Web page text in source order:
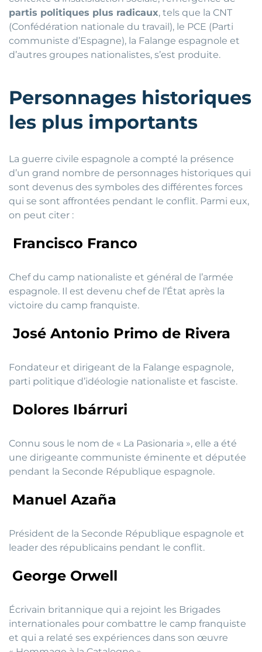
partis politiques plus radicaux, tels que la CNT
(Confédération nationale du travail), le PCE (Parti
communiste d’Espagne), la Falange espagnole et
d’autres groupes nationalistes, s’est produite.
Personnages historiques
les plus importants
La guerre civile espagnole a compté la présence
d’un grand nombre de personnages historiques qui
sont devenus des symboles des différentes forces
qui se sont affrontées pendant le conflit. Parmi eux,
on peut citer :
Francisco Franco
Chef du camp nationaliste et général de l’armée
espagnole. Il est devenu chef de l’État après la
victoire du camp franquiste.
José Antonio Primo de Rivera
Fondateur et dirigeant de la Falange espagnole,
parti politique d’idéologie nationaliste et fasciste.
Dolores Ibárruri
Connu sous le nom de « La Pasionaria », elle a été
une dirigeante communiste éminente et députée
pendant la Seconde République espagnole.
Manuel Azaña
Président de la Seconde République espagnole et
leader des républicains pendant le conflit.
George Orwell
Écrivain britannique qui a rejoint les Brigades
internationales pour combattre le camp franquiste
et qui a relaté ses expériences dans son œuvre